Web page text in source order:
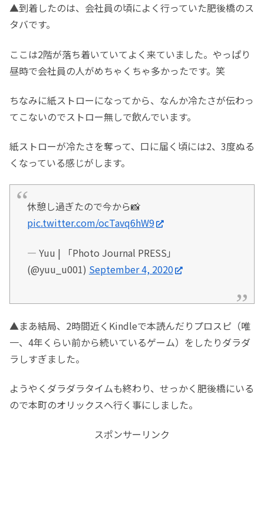
▲到着したのは、会社員の頃によく行っていた肥後橋のス
タバです。
ここは2階が落ち着いていてよく来ていました。やっぱり
昼時で会社員の人がめちゃくちゃ多かったです。笑
ちなみに紙ストローになってから、なんか冷たさが伝わっ
てこないのでストロー無しで飲んでいます。
紙ストローが冷たさを奪って、口に届く頃には2、3度ぬる
くなっている感じがします。
休憩し過ぎたので今から📸
pic.twitter.com/ocTavq6hW9
— Yuu | 「Photo Journal PRESS」
(@yuu_u001) September 4, 2020
▲まあ結局、2時間近くKindleで本読んだりプロスピ（唯
一、4年くらい前から続いているゲーム）をしたりダラダ
ラしすぎました。
ようやくダラダラタイムも終わり、せっかく肥後橋にいる
ので本町のオリックスへ行く事にしました。
スポンサーリンク